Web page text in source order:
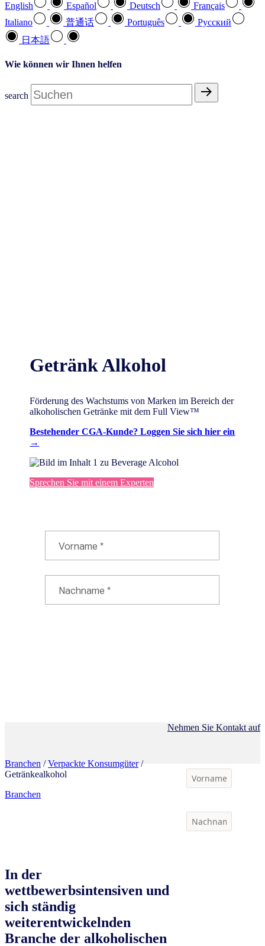
English Español Deutsch
Français
Italiano
普通话 Português
Pусский
日本語
Wie können wir Ihnen helfen
search
Getränk Alkohol
Förderung des Wachstums von Marken im Bereich der
alkoholischen Getränke mit dem Full View™
Bestehender CGA-Kunde? Loggen Sie sich hier ein
→
Sprechen Sie mit einem Experten
Branchen /Verpackte Konsumgüter/
Getränkealkohol
Branchen
Nehmen Sie Kontakt auf
In der
wettbewerbsintensiven und
sich ständig
weiterentwickelnden
Branche der alkoholischen